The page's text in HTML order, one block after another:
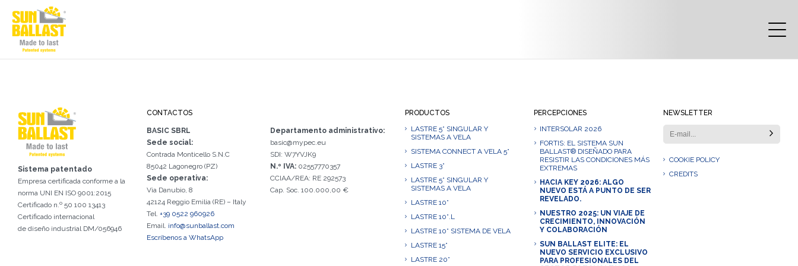
Sistema patentado
Empresa certificada conforme a la
norma UNI EN ISO 9001:2015
Certificado n.º 50 100 13413
Certificado internacional
de diseño industrial DM/056946
CONTACTOS
BASIC SBRL
Sede social:
Contrada Monticello S.N.C
85042 Lagonegro (PZ)
Sede operativa:
Via Danubio, 8
42124 Reggio Emilia (RE) – Italy
Tel.+39 0522 960926
Email. info@sunballast.com
Escríbenos a WhatsApp
Departamento administrativo:
basic@mypec.eu
SDI: W7YVJK9
N.º IVA:02557770357
CCIAA/REA: RE 292573
Cap. Soc. 100.000,00 €
PRODUCTOS
LASTRE 5° SINGULAR Y
SISTEMAS A VELA
SISTEMA CONNECT A VELA 5°
LASTRE 3°
LASTRE 5° SINGULAR Y
SISTEMAS A VELA
LASTRE 10°
LASTRE 10°.L
LASTRE 10° SISTEMA DE VELA
LASTRE 15°
LASTRE 20°
PERCEPCIONES
INTERSOLAR 2026
FORTIS: EL SISTEMA SUN
BALLAST® DISEÑADO PARA
RESISTIR LAS CONDICIONES MÁS
EXTREMAS
HACIA KEY 2026: ALGO
NUEVO ESTÁ A PUNTO DE SER
REVELADO.
NUESTRO 2025: UN VIAJE DE
CRECIMIENTO, INNOVACIÓN
Y COLABORACIÓN
SUN BALLAST ELITE: EL
NUEVO SERVICIO EXCLUSIVO
PARA PROFESIONALES DEL
NEWSLETTER
COOKIE POLICY
CREDITS